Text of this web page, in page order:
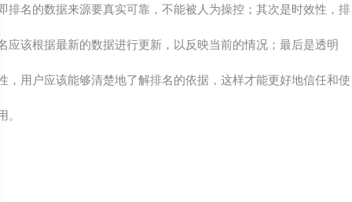
排名的数据来源要真实可靠，不能被人为操控；其次是时效性，排
应该根据最新的数据进行更新，以反映当前的情况；最后是透明
，用户应该能够清楚地了解排名的依据，这样才能更好地信任和使
。